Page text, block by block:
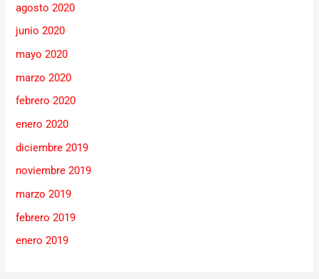
agosto 2020
junio 2020
mayo 2020
marzo 2020
febrero 2020
enero 2020
diciembre 2019
noviembre 2019
marzo 2019
febrero 2019
enero 2019